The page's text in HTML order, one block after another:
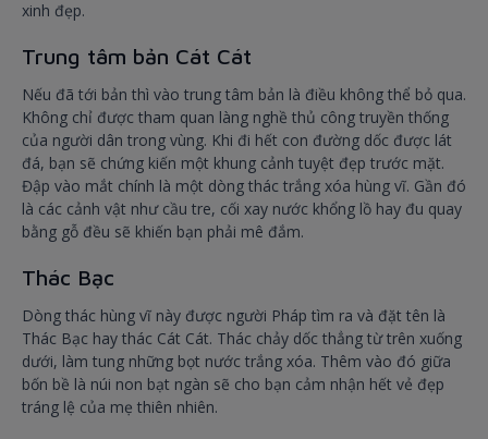
xinh đẹp.
Trung tâm bản Cát Cát
Nếu đã tới bản thì vào trung tâm bản là điều không thể bỏ qua.
Không chỉ được tham quan làng nghề thủ công truyền thống
của người dân trong vùng. Khi đi hết con đường dốc được lát
đá, bạn sẽ chứng kiến một khung cảnh tuyệt đẹp trước mặt.
Đập vào mắt chính là một dòng thác trắng xóa hùng vĩ. Gần đó
là các cảnh vật như cầu tre, cối xay nước khổng lồ hay đu quay
bằng gỗ đều sẽ khiến bạn phải mê đắm.
Thác Bạc
Dòng thác hùng vĩ này được người Pháp tìm ra và đặt tên là
Thác Bạc hay thác Cát Cát. Thác chảy dốc thẳng từ trên xuống
dưới, làm tung những bọt nước trắng xóa. Thêm vào đó giữa
bốn bề là núi non bạt ngàn sẽ cho bạn cảm nhận hết vẻ đẹp
tráng lệ của mẹ thiên nhiên.